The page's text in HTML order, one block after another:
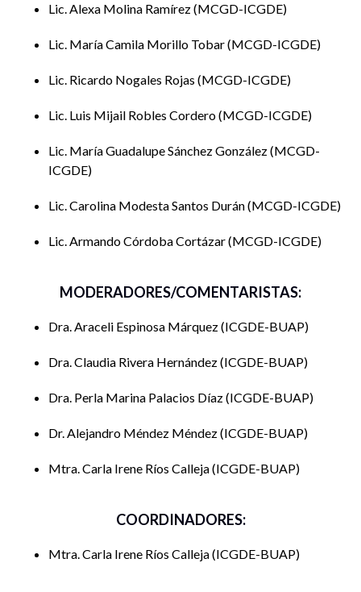
Aguilar Ángel
para el Desarrollo Ecológico y Económico
Hernández
Cinthya
La Estrategia Social en el Desarrollo
Mixteca Poblana.
Inurreta
Guillermo
Alfredo
La regulación del uso de suelo de las
análisis de los Programas Municipales de
Zempoaltecatl
Javier
como factor determinante para la
impacten en la agenda 2030.
Ramirez Alexa
Gobernanza para el sector turistico con
una perspectiva inclusiva para las
centro histórico de Puebla capital.
Morillo Tobar
María Camila
Ausencia de relevo generacional en la
economía campesina de Nariño-
afectaciones socioeconómicas.
Nogales Rojas
Ricardo
Innovación en la gobernanza para el
desarrollo sostenible.
públicas y gestión estratégica para el
comunidades rurales del estado de
Puebla, adecuación de políticas del
Lic. Alexa Molina Ramírez MCGD-ICGDE
Lic. María Camila Morillo Tobar MCGD-ICGDE
Lic. Ricardo Nogales Rojas MCGD-ICGDE
Lic. Luis Mijail Robles Cordero MCGD-ICGDE
Lic. María Guadalupe Sánchez González MCGD-
ICGDE
Lic. Carolina Modesta Santos Durán MCGD-ICGDE
Lic. Armando Córdoba Cortázar MCGD-ICGDE
MODERADORES/COMENTARISTAS:
Dra. Araceli Espinosa Márquez ICGDE-BUAP
Dra. Claudia Rivera Hernández ICGDE-BUAP
Dra. Perla Marina Palacios Díaz ICGDE-BUAP
Dr. Alejandro Méndez Méndez ICGDE-BUAP
Mtra. Carla Irene Ríos Calleja ICGDE-BUAP
COORDINADORES:
Mtra. Carla Irene Ríos Calleja ICGDE-BUAP